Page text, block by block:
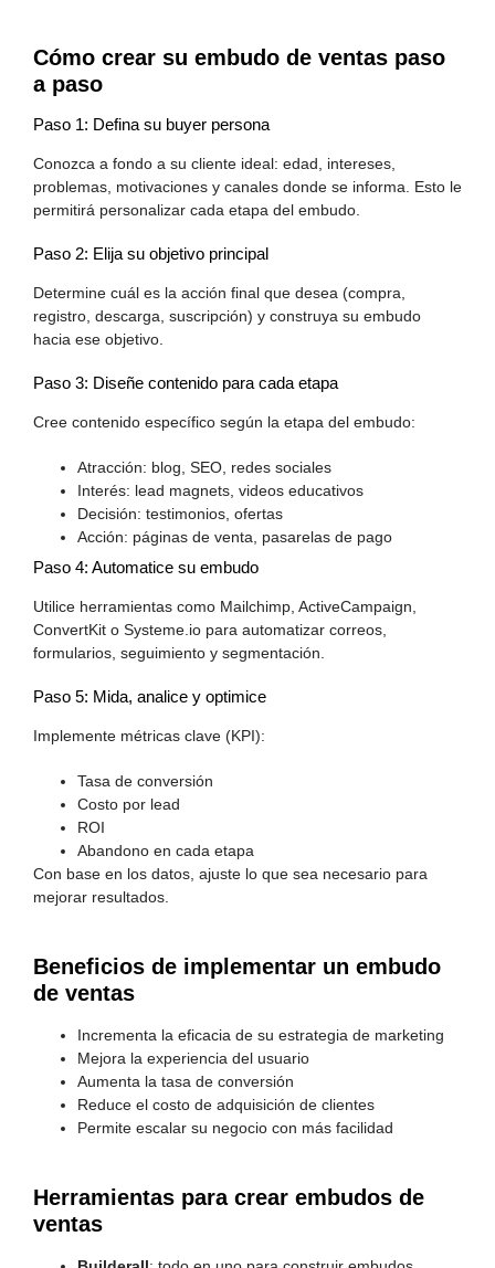
Cómo crear su embudo de ventas paso
a paso
Paso 1: Defina su buyer persona
Conozca a fondo a su cliente ideal: edad, intereses,
problemas, motivaciones y canales donde se informa. Esto le
permitirá personalizar cada etapa del embudo.
Paso 2: Elija su objetivo principal
Determine cuál es la acción final que desea (compra,
registro, descarga, suscripción) y construya su embudo
hacia ese objetivo.
Paso 3: Diseñe contenido para cada etapa
Cree contenido específico según la etapa del embudo:
Atracción: blog, SEO, redes sociales
Interés: lead magnets, videos educativos
Decisión: testimonios, ofertas
Acción: páginas de venta, pasarelas de pago
Paso 4: Automatice su embudo
Utilice herramientas como Mailchimp, ActiveCampaign,
ConvertKit o Systeme.io para automatizar correos,
formularios, seguimiento y segmentación.
Paso 5: Mida, analice y optimice
Implemente métricas clave (KPI):
Tasa de conversión
Costo por lead
ROI
Abandono en cada etapa
Con base en los datos, ajuste lo que sea necesario para
mejorar resultados.
Beneficios de implementar un embudo
de ventas
Incrementa la eficacia de su estrategia de marketing
Mejora la experiencia del usuario
Aumenta la tasa de conversión
Reduce el costo de adquisición de clientes
Permite escalar su negocio con más facilidad
Herramientas para crear embudos de
ventas